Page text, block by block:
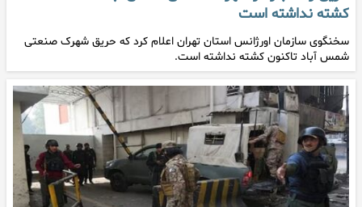
کشته نداشته است
سخنگوی سازمان اورژانس استان تهران اعلام کرد که حریق شهرک صنعتی
شمس آباد تاکنون کشته نداشته است.